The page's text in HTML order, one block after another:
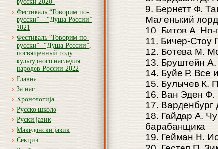
русски 2020”
Фестиваль “Говорим по-
русски” – “Душа России”
2021
Фестиваль “Говорим по-
русски”- “Душа России”,
посвященный году
культурного наследия
народов России 2022
Главна
За нас
Хронологија
Русско школо
Руски јазик
Македонски јазик
Секции
9. Бернетт Ф.
Маленький
10. Битов А.
11. Бичер-Стоу
12. Ботева М.
13. Бруштейн А.
14. Буйе Р. Все
15. Булычев К.
16. Ван Эден Ф.
17. Варденбург
18. Гайдар А.
барабанщика
19. Гейман Н.